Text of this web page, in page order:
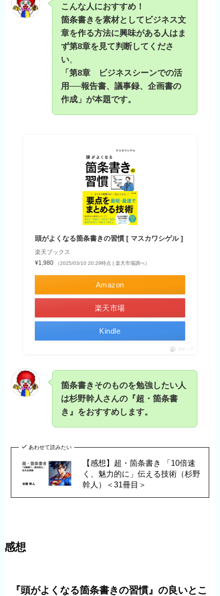
こんな人におすすめ！
箇条書きを素材としてビジネス文
章を作る方法に興味がある人はま
ず第8章を見て判断してくださ
い。
「第8章 ビジネスシーンでの活
用──報告書、議事録、企画書の
作成」が本題です。
頭がよくなる箇条書きの習慣 [ マスカワシゲル ]
楽天ブックス
¥1,980
（2025/03/10 20:29時点 | 楽天市場調べ）
Amazon
楽天市場
Kindle
ポチップ
箇条書きそのものを勉強したい人
は杉野幹人さんの『超・箇条書
き』をおすすめします。
あわせて読みたい
【感想】超・箇条書き 「10倍速
く、魅力的に」伝える技術（杉野
幹人）＜31冊目＞
感想
『頭がよくなる箇条書きの習慣』の良いとこ